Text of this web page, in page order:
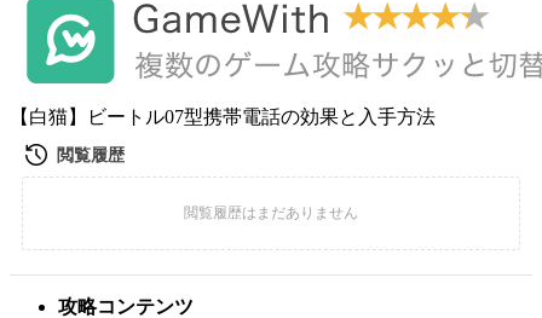
【白猫】ビートル07型携帯電話の効果と入手方法
攻略コンテンツ